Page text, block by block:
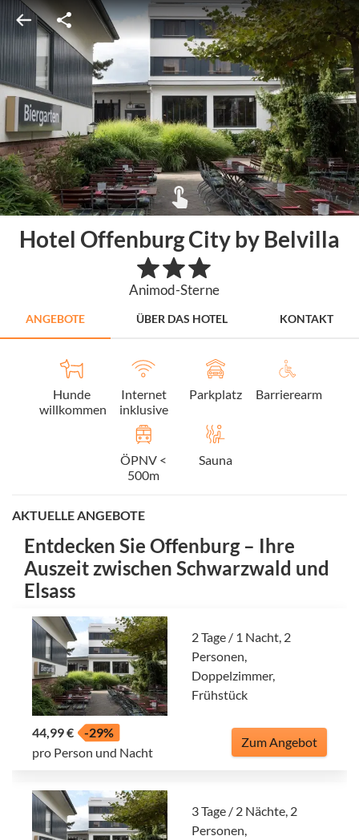
Hotel Offenburg City by Belvilla
Animod-Sterne
ANGEBOTE ÜBER DAS HOTEL KONTAKT
Hunde
willkommen
Internet
inklusive
Parkplatz Barrierearm
ÖPNV <
500m
Sauna
AKTUELLE ANGEBOTE
Entdecken Sie Offenburg – Ihre
Auszeit zwischen Schwarzwald und
Elsass
2 Tage / 1 Nacht, 2
Personen,
Doppelzimmer,
Frühstück
44,99 €
-29%
pro Person und Nacht
Zum Angebot
3 Tage / 2 Nächte, 2
Personen,